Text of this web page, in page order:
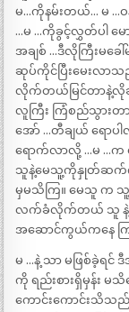
မ…ကိုနမ်းတယ်… မ …
…မ …ကိုခွင့်လွှတ်ပါ မေ
အချစ် …ဒီလိုကြီးမခ
ဆုပ်ကိုင်ပြီးမေးလာ
လိုက်တယ်မြင်တာနဲ့လိုခ
လူကြီး ကြံစည်သွားတ
အော် …တီချယ် ရောပ
ရောက်လာလို့ …မ …က
သူနဲ့မေသူ့ကိုနှုတ်ဆက်
မှမသိကြ။ မေသူ က
လက်ခံလိုက်တယ် သူ နဲ့
အဆောင်ကွယ်ကနေ
မ …နဲ့ သာ မဖြစ်ခဲ့ရင်
ကို ရည်းစားရှိမှန်း
ကောင်းကောင်းသိသ